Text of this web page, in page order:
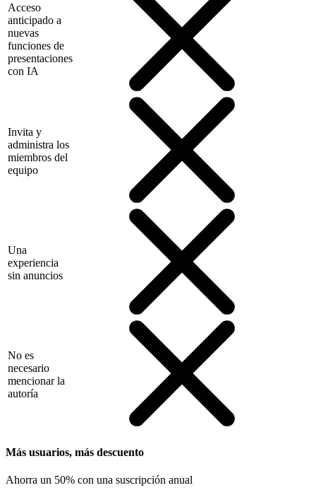
Acceso
anticipado a
nuevas
funciones de
presentaciones
con IA
Invita y
administra los
miembros del
equipo
Una
experiencia
sin anuncios
No es
necesario
mencionar la
autoría
Más usuarios, más descuento
Ahorra un 50% con una suscripción anual